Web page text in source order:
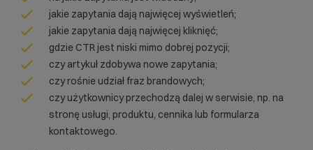
jakie zapytania dają najwięcej wyświetleń;
jakie zapytania dają najwięcej kliknięć;
gdzie CTR jest niski mimo dobrej pozycji;
czy artykuł zdobywa nowe zapytania;
czy rośnie udział fraz brandowych;
czy użytkownicy przechodzą dalej w serwisie, np. na
stronę usługi, produktu, cennika lub formularza
kontaktowego.